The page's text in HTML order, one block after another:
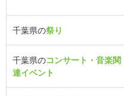
千葉県の祭り
千葉県のコンサート・音楽関
連イベント